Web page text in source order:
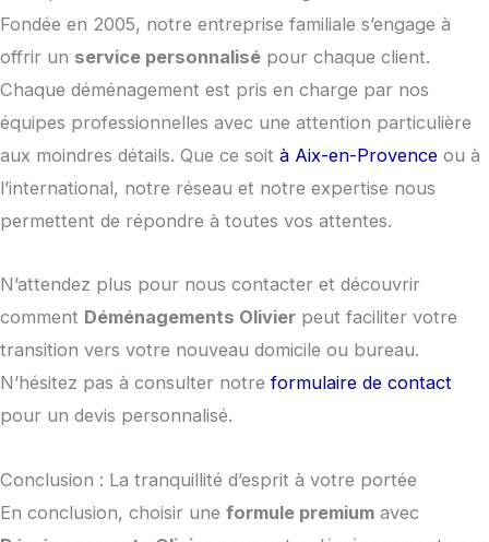
Fondée en 2005, notre entreprise familiale s’engage à
offrir un service personnalisé pour chaque client.
Chaque déménagement est pris en charge par nos
équipes professionnelles avec une attention particulière
aux moindres détails. Que ce soit à Aix-en-Provence ou à
l’international, notre réseau et notre expertise nous
permettent de répondre à toutes vos attentes.
N’attendez plus pour nous contacter et découvrir
comment Déménagements Olivier peut faciliter votre
transition vers votre nouveau domicile ou bureau.
N’hésitez pas à consulter notre formulaire de contact
pour un devis personnalisé.
Conclusion : La tranquillité d’esprit à votre portée
En conclusion, choisir une formule premium avec